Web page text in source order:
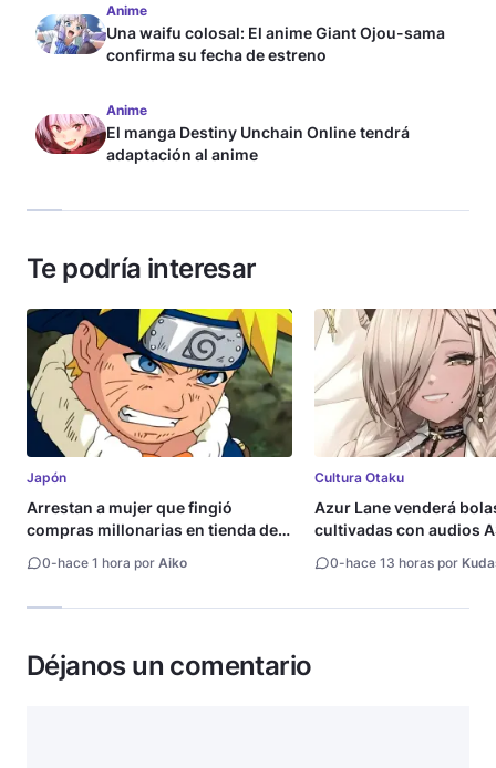
Anime
Una waifu colosal: El anime Giant Ojou-sama
confirma su fecha de estreno
Anime
El manga Destiny Unchain Online tendrá
adaptación al anime
Te podría interesar
Japón
Arrestan a mujer que fingió
compras millonarias en tienda de
0-hace 1 hora por Aiko
Cultura Otaku
Azur Lane venderá
cultivadas con audios
0-hace 13 horas por
Déjanos un comentario